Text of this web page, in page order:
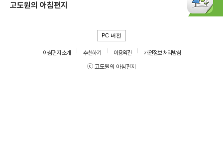
고도원의 아침편지
PC 버전
아침편지 소개 추천하기 이용약관
개인정보 처리방침
ⓒ 고도원의 아침편지